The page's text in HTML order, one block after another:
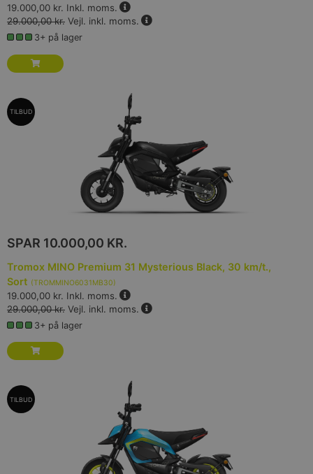
19.000,00 kr. Inkl. moms.
29.000,00 kr. Vejl. inkl. moms.
3+ på lager
TILBUD
SPAR 10.000,00 KR.
Tromox MINO Premium 31 Mysterious Black, 30 km/t.,
Sort (TROMMINO6031MB30)
19.000,00 kr. Inkl. moms.
29.000,00 kr. Vejl. inkl. moms.
3+ på lager
TILBUD